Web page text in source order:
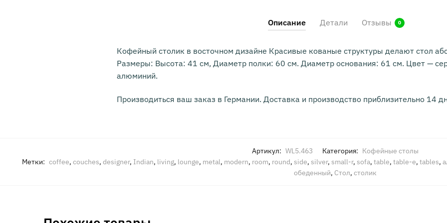
Описание Детали Отзывы 0
Кофейный столик в восточном дизайне Красивые кованые структуры делают стол
Размеры: Высота: 41 см, Диаметр полки: 60 см. Диаметр основания: 61 см. Цвет —
алюминий.
Производиться ваш заказ в Германии. Доставка и производство приблизительно 14
Артикул: WL5.463 Категория: Кофейные столы
Метки: coffee, couches, designer, Indian, living, lounge, metal, modern, room, round, side, silver, small-r, sofa, table, table-e, tables,
обеденный, Стол, столик